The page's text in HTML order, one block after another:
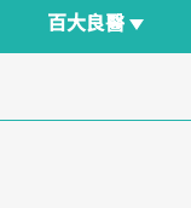
百大良醫